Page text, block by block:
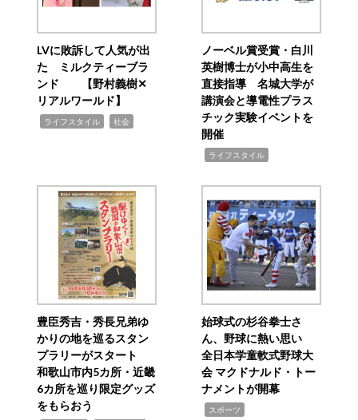
LVに敗訴して人気が出
た ミルクティーブラ
ンド 【野村義樹✕
リアルワールド】
ライフスタイル 社会
ノーベル賞受賞・白川
英樹博士が小中高生を
直接指導 名城大学が
講演会と導電性プラス
チック実験イベントを
開催
ライフスタイル
豊臣秀吉・秀長兄弟ゆ
かりの地を巡るスタン
プラリーがスタート
和歌山市内5カ所・近畿
6カ所を巡り限定グッズ
をもらおう
始球式の杉谷拳士さ
ん、野球に熱い思い
全日本学童軟式野球大
会 マクドナルド・トー
ナメントが開幕
スポーツ